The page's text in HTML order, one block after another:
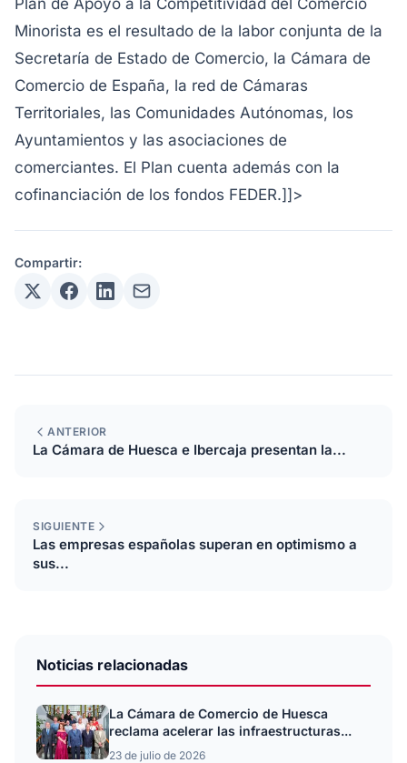
Plan de Apoyo a la Competitividad del Comercio
Minorista es el resultado de la labor conjunta de la
Secretaría de Estado de Comercio, la Cámara de
Comercio de España, la red de Cámaras
Territoriales, las Comunidades Autónomas, los
Ayuntamientos y las asociaciones de
comerciantes. El Plan cuenta además con la
cofinanciación de los fondos FEDER.]]>
Compartir:
ANTERIOR
La Cámara de Huesca e Ibercaja presentan la...
SIGUIENTE
Las empresas españolas superan en optimismo a
sus...
Noticias relacionadas
La Cámara de Comercio de Huesca
reclama acelerar las infraestructuras...
23 de julio de 2026